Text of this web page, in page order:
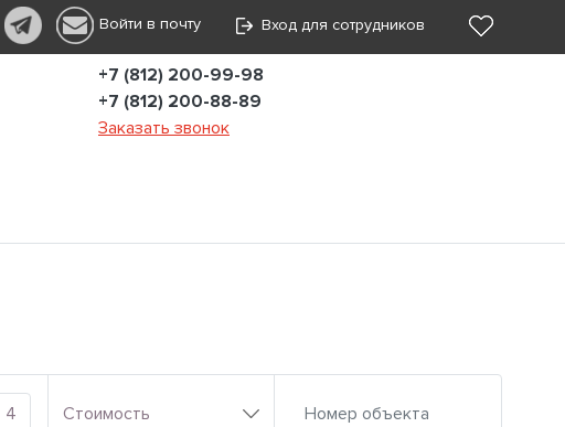
Войти в почту Вход для сотрудников
+7 (812) 200-99-98
+7 (812) 200-88-89
Заказать звонок
4 Стоимость